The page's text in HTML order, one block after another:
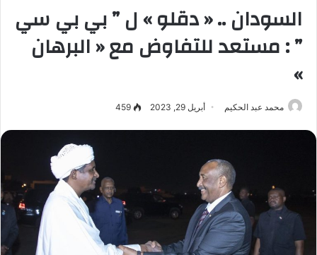
السودان .. « دقلو » ل ” بي بي سي
” : مستعد للتفاوض مع « البرهان
»
محمد عبد الحكيم أبريل 29, 2023 459